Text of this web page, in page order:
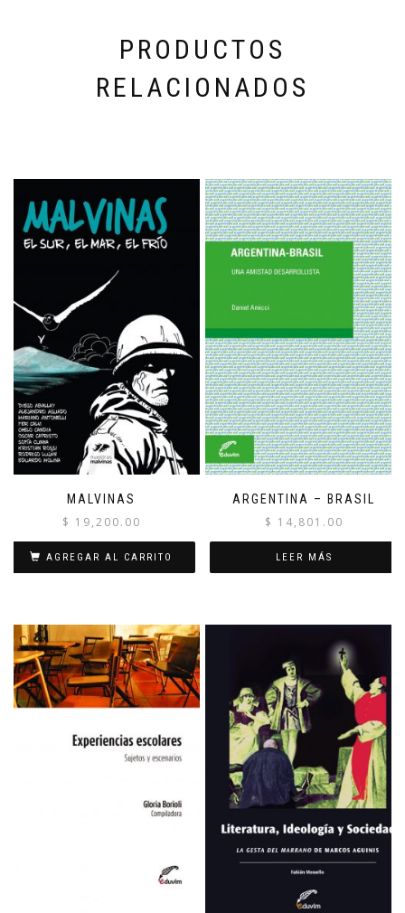
PRODUCTOS
RELACIONADOS
MALVINAS
$ 19,200.00
AGREGAR AL CARRITO
ARGENTINA – BRASIL
$ 14,801.00
LEER MÁS